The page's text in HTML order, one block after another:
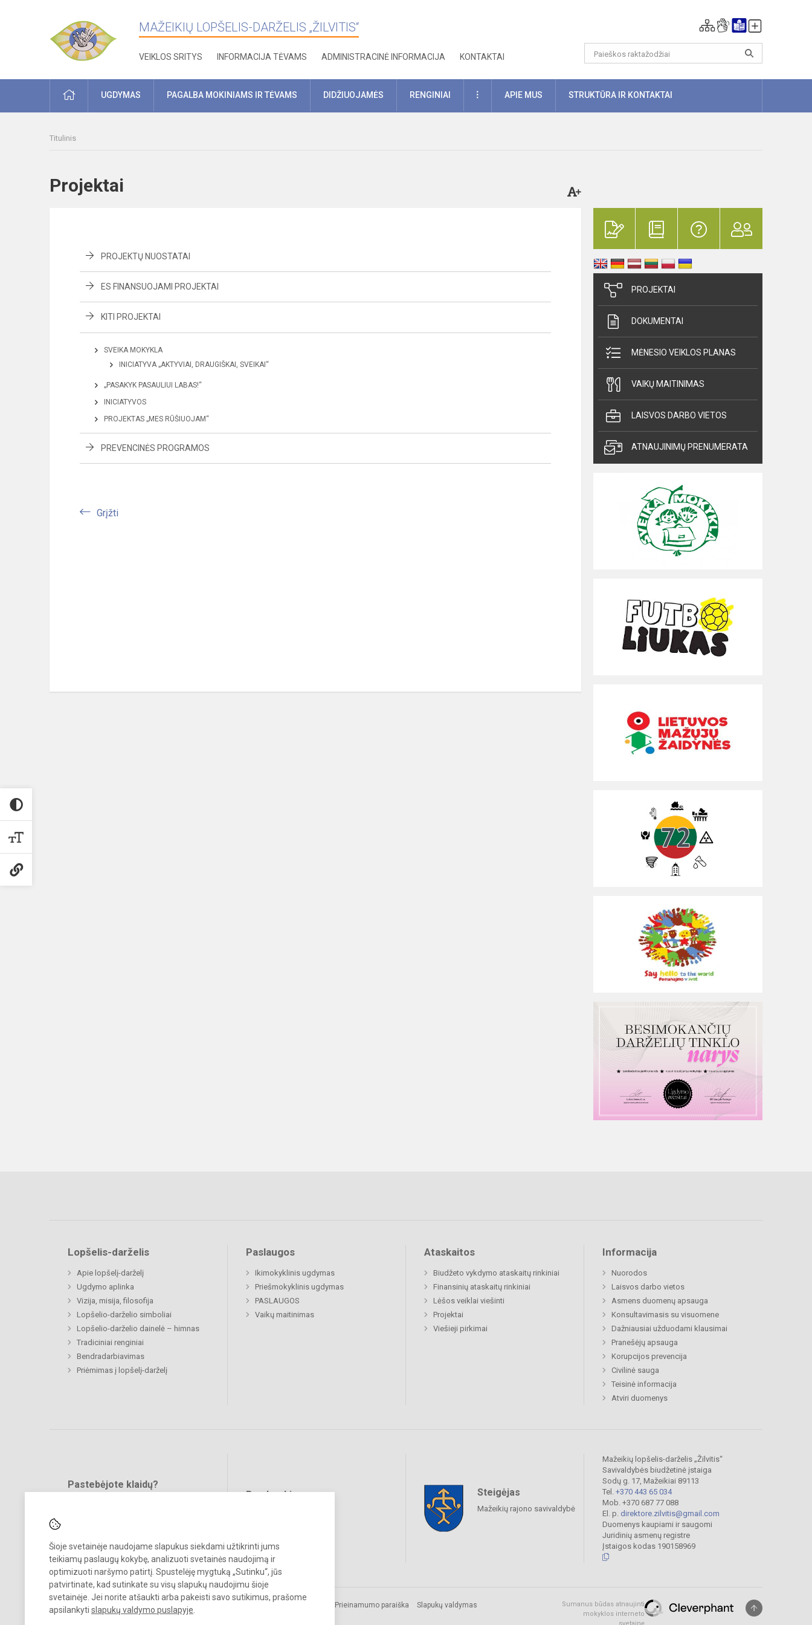
Šioje svetainėje naudojame slapukus siekdami užtikrinti jums
teikiamų paslaugų kokybę, analizuoti svetainės naudojimą ir
optimizuoti naršymo patirtį. Spustelėję mygtuką „Sutinku“, jūs
patvirtinate, kad sutinkate su visų slapukų naudojimu šioje
svetainėje. Jei norite atšaukti arba pakeisti savo sutikimus, prašome
apsilankyti slapukų valdymo puslapyje
MAŽEIKIŲ LOPŠELIS-DARŽELIS „ŽILVITIS“
VEIKLOS SRITYS INFORMACIJA TĖVAMS ADMINISTRACINĖ INFORMACIJA KONTAKTAI
PRADŽIAUGDYMAS PAGALBA MOKINIAMS IR TĖVAMS DIDŽIUOJAMĖS RENGINIAI DAUGIAUAPIE MUS STRUKTŪRA IR KONTAKTAI
Titulinis
Projektai
PROJEKTŲ NUOSTATAI
ES FINANSUOJAMI PROJEKTAI
KITI PROJEKTAI
SVEIKA MOKYKLA
INICIATYVA „AKTYVIAI, DRAUGIŠKAI, SVEIKAI“
„PASAKYK PASAULIUI LABAS!“
INICIATYVOS
PROJEKTAS „MES RŪŠIUOJAM“
PREVENCINĖS PROGRAMOS
Grįžti
PROJEKTAI
DOKUMENTAI
MĖNESIO VEIKLOS PLANAS
VAIKŲ MAITINIMAS
LAISVOS DARBO VIETOS
ATNAUJINIMŲ PRENUMERATA
Lopšelis-darželis
Apie lopšelį-darželį
Ugdymo aplinka
Vizija, misija, filosofija
Lopšelio-darželio simboliai
Lopšelio-darželio dainelė – himnas
Tradiciniai renginiai
Bendradarbiavimas
Priėmimas į lopšelį-darželį
Paslaugos
Ikimokyklinis ugdymas
Priešmokyklinis ugdymas
PASLAUGOS
Vaikų maitinimas
Ataskaitos
Biudžeto vykdymo ataskaitų rinkiniai
Finansinių ataskaitų rinkiniai
Lėšos veiklai viešinti
Projektai
Viešieji pirkimai
Informacija
Nuorodos
Laisvos darbo vietos
Asmens duomenų apsauga
Konsultavimasis su visuomene
Dažniausiai užduodami klausimai
Pranešėjų apsauga
Korupcijos prevencija
Civilinė sauga
Teisinė informacija
Atviri duomenys
Pastebėjote klaidų?
Bendraukime Steigėjas
Mažeikių rajono savivaldybė
Mažeikių lopšelis-darželis „Žilvitis“
Savivaldybės biudžetinė įstaiga
Sodų g. 17, Mažeikiai 89113
Tel. +370 443 65 034
Mob. +370 687 77 088
El. p. direktore.zilvitis@gmail.com
Duomenys kaupiami ir saugomi
Juridinių asmenų registre
Įstaigos kodas 190158969
© 2024. Mažeikių lopšelis-darželis „Žilvitis“. Visos teisės saugomos.
Kopijuoti turinį be raštiško įstaigos administracijos sutikimo griežtai
Prieinamumo paraiška Slapukų valdymas
Sumanus būdas atnaujinti
mokyklos interneto